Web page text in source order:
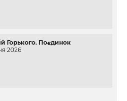
Горького. Поєдинок
2026